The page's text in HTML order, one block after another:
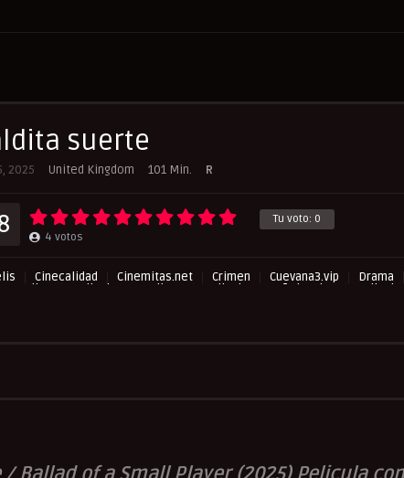
suerte
2025 United Kingdom 101 Min. R
Tu voto: 0
4 votos
Cinecalidad Cinemitas.net Crimen Cuevana3.vip Drama
Peliculas Castellano Peliculas Español Latino